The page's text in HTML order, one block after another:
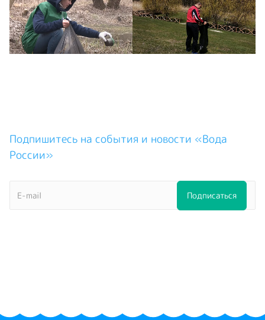
Подпишитесь на события и новости «Вода
России»